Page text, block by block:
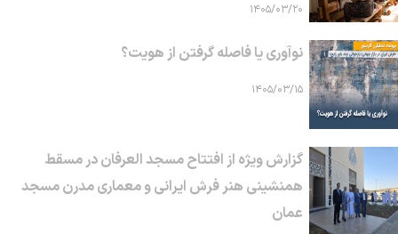
۱۴۰۵/۰۳/۲۰
نوآوری یا فاصله گرفتن از هویت؟
۱۴۰۵/۰۳/۱۵
گزارش ویژه از افتتاح مسجد العرفان در مسقط
همنشینی هنر فرش ایرانی و معماری مدرن مسجد
عمان